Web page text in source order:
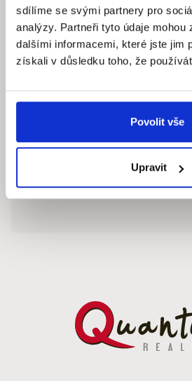
sdílíme se svými partnery pro
analýzy. Partneři tyto údaje mohou
dalšími informacemi, které jste jim
získali v důsledku toho, že
Povolit vše
Upravit